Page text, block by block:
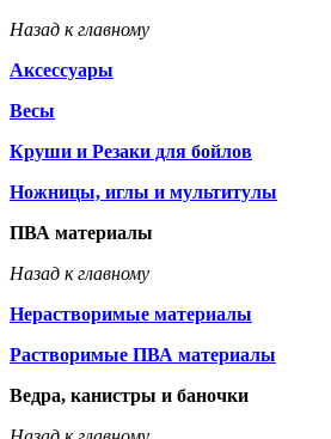
Назад к главному
Аксессуары
Весы
Круши и Резаки для бойлов
Ножницы, иглы и мультитулы
ПВА материалы
Назад к главному
Нерастворимые материалы
Растворимые ПВА материалы
Ведра, канистры и баночки